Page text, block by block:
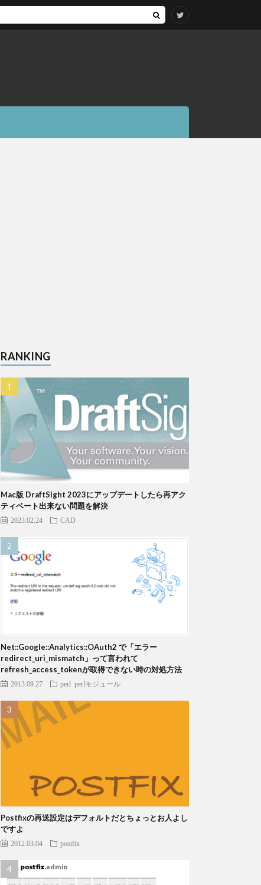
RANKING
Mac版 DraftSight 2023にアップデートしたら再アク
ティベート出来ない問題を解決
2023.02.24 CAD
Net::Google::Analytics::OAuth2 で「エラー
redirect_uri_mismatch」って言われて
refresh_access_tokenが取得できない時の対処方法
2013.09.27 perl perlモジュール
Postfixの再送設定はデフォルトだとちょっとお人よし
ですよ
2012.03.04 postfix